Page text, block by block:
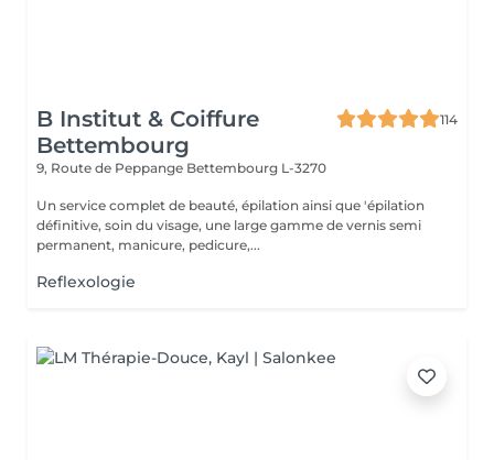
B Institut & Coiffure
Bettembourg
114
9, Route de Peppange Bettembourg L-3270
Un service complet de beauté, épilation ainsi que 'épilation
définitive, soin du visage, une large gamme de vernis semi
permanent, manicure, pedicure,...
Reflexologie